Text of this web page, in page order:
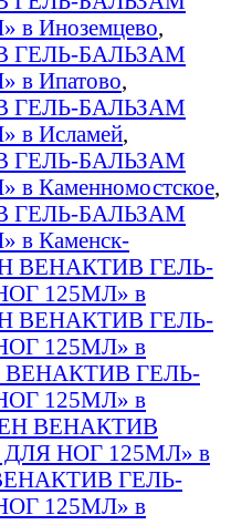
Иноземцево,
ГЕЛЬ-БАЛЬЗАМ
Ипатово,
ГЕЛЬ-БАЛЬЗАМ
Исламей,
ГЕЛЬ-БАЛЬЗАМ
Каменномостское,
ГЕЛЬ-БАЛЬЗАМ
Каменск-
ВЕНАКТИВ ГЕЛЬ-
125МЛ» в
ВЕНАКТИВ ГЕЛЬ-
125МЛ» в
ГЕЛЬ-
125МЛ» в
ВЕНАКТИВ
НОГ 125МЛ» в
ГЕЛЬ-
125МЛ» в